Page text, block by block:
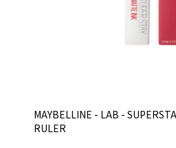
MAYBELLINE - LAB -
RULER